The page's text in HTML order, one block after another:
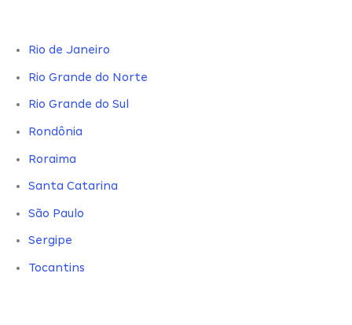
Rio de Janeiro
Rio Grande do Norte
Rio Grande do Sul
Rondônia
Roraima
Santa Catarina
São Paulo
Sergipe
Tocantins